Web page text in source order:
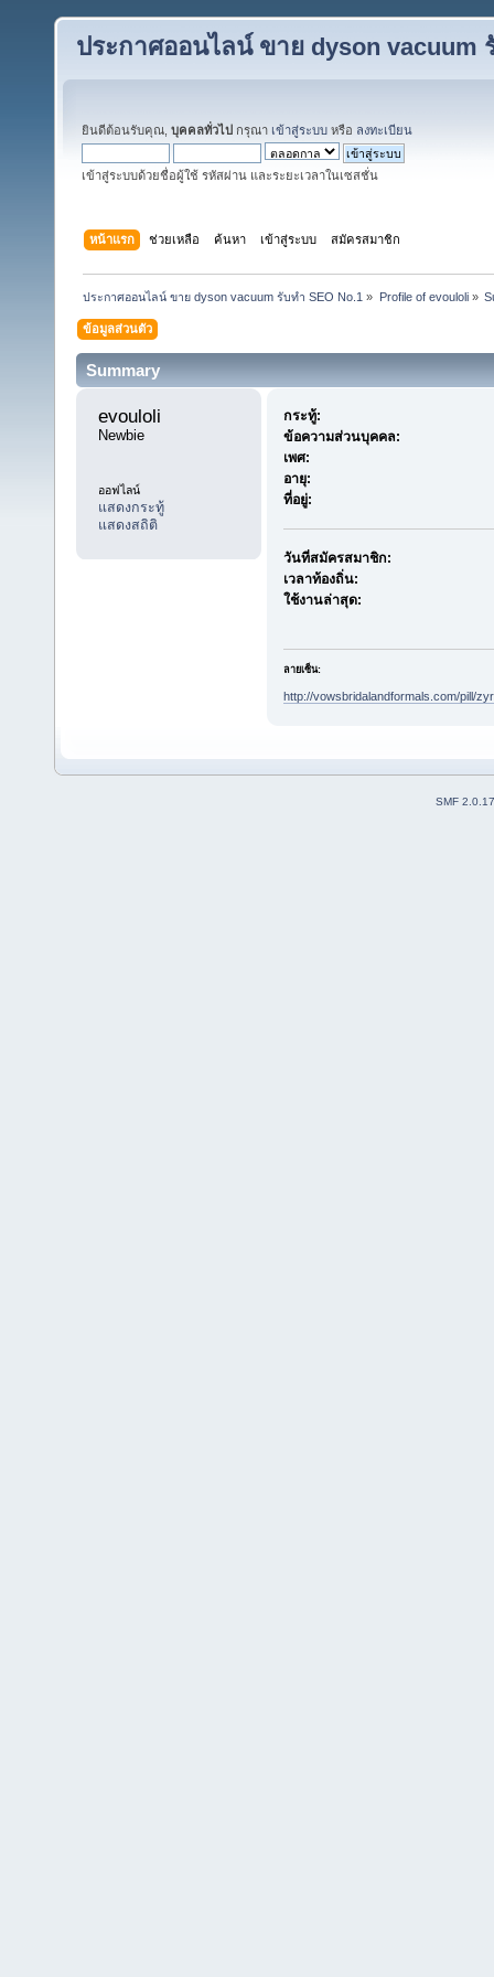
ประกาศออนไลน์ ขาย dyson vacuum
ยินดีต้อนรับคุณ, บุคคลทั่วไป กรุณา เข้าสู่ระบบ หรือ ลงทะเบียน
เข้าสู่ระบบด้วยชื่อผู้ใช้ รหัสผ่าน และระยะเวลาในเซสชั่น
หน้าแรก ช่วยเหลือ ค้นหา เข้าสู่ระบบ สมัครสมาชิก
ประกาศออนไลน์ ขาย dyson vacuum รับทำ SEO No.1 » Profile of evouloli»
ข้อมูลส่วนตัว
Summary
evouloli
Newbie
ออฟไลน์
แสดงกระทู้
แสดงสถิติ
กระทู้:
ข้อความส่วนบุคคล:
เพศ:
อายุ:
ที่อยู่:
วันที่สมัครสมาชิก:
เวลาท้องถิ่น:
ใช้งานล่าสุด:
ลายเซ็น:
http://vowsbridalandformals.com/pill/
SMF 2.0.17